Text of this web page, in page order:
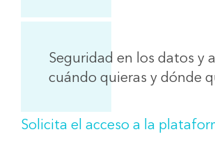
Seguridad en los datos y
cuándo quieras y dónde
Solicita el acceso a la